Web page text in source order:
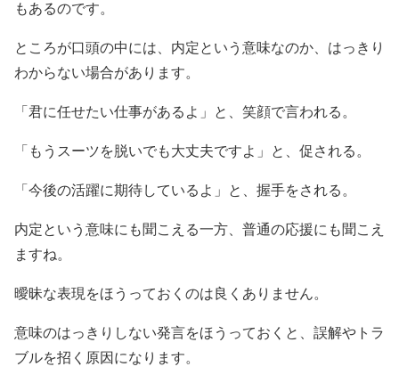
もあるのです。
ところが口頭の中には、内定という意味なのか、はっきり
わからない場合があります。
「君に任せたい仕事があるよ」と、笑顔で言われる。
「もうスーツを脱いでも大丈夫ですよ」と、促される。
「今後の活躍に期待しているよ」と、握手をされる。
内定という意味にも聞こえる一方、普通の応援にも聞こえ
ますね。
曖昧な表現をほうっておくのは良くありません。
意味のはっきりしない発言をほうっておくと、誤解やトラ
ブルを招く原因になります。